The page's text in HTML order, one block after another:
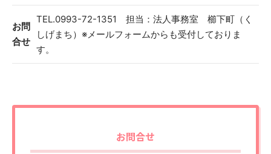
お問
合せ
TEL.0993-72-1351 担当：法人事務室 櫛下町（く
しげまち）※メールフォームからも受付しておりま
す。
お問合せ